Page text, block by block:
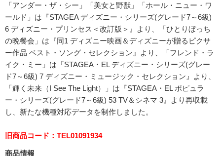
「アンダー・ザ・シー」「美女と野獣」「ホール・ニュー・ワ
ールド」は『STAGEA ディズニー・シリーズ(グレード7～6級)
6 ディズニー・プリンセス＜改訂版＞』より、「ひとりぼっち
の晩餐会」は『同1 ディズニー映画＆ディズニーが贈るピクサ
ー作品 ベスト・ソング・セレクション』より、「フレンド・ラ
イク・ミー」は『STAGEA・EL ディズニー・シリーズ(グレー
ド7～6級) 7 ディズニー・ミュージック・セレクション』より、
「輝く未来（I See The Light）」は『STAGEA・EL ポピュラ
ー・シリーズ(グレード7～6級) 53 TV＆シネマ 3』より再収載
し、新たな機種対応データを制作しました。
旧商品コード：TEL01091934
商品情報